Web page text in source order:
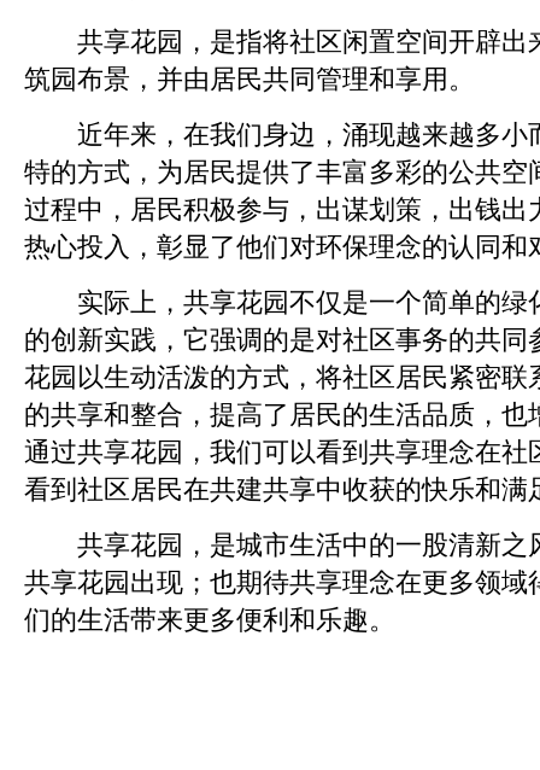
共享花园，是指将社区闲置空间开辟出
筑园布景，并由居民共同管理和享用。
近年来，在我们身边，涌现越来越多小
特的方式，为居民提供了丰富多彩的公共空
过程中，居民积极参与，出谋划策，出钱出
热心投入，彰显了他们对环保理念的认同和
实际上，共享花园不仅是一个简单的绿
的创新实践，它强调的是对社区事务的共同
花园以生动活泼的方式，将社区居民紧密联
的共享和整合，提高了居民的生活品质，也
通过共享花园，我们可以看到共享理念在社
看到社区居民在共建共享中收获的快乐和满
共享花园，是城市生活中的一股清新之
共享花园出现；也期待共享理念在更多领域
们的生活带来更多便利和乐趣。